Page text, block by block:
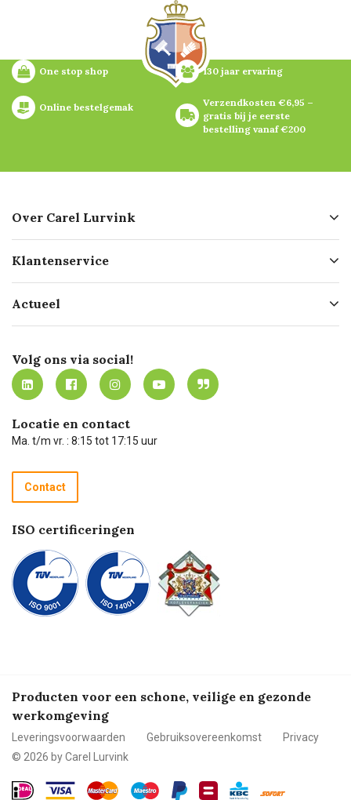
One stop shop 130 jaar ervaring
Online bestelgemak
Verzendkosten €6,95 –
gratis bij je eerste
bestelling vanaf €200
Over Carel Lurvink
Geschiedenis
Missie
Werken bij Carel Lurvink
MVO
Klantenservice
Bezorgen
Mijn Carel Lurvink
Mijn Carel Lurvink instructievideo's
Carel Lurvink App
Hulp op afstand
Technische dienst
Recycle programma
Betalen
Actueel
Innovation LAB
Tevreden klanten
Carel Lurvink Blog
Carel de podcast
Volg ons via social!
Locatie en contact
Ma. t/m vr. : 8:15 tot 17:15 uur
Contact
ISO certificeringen
Producten voor een schone, veilige en gezonde
werkomgeving
Leveringsvoorwaarden Gebruiksovereenkomst
Privacy
© 2026 by Carel Lurvink